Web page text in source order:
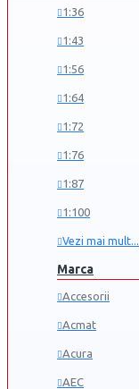
1:36
1:43
1:56
1:64
1:72
1:76
1:87
1:100
Vezi mai mult...
Marca
Accesorii
Acmat
Acura
AEC